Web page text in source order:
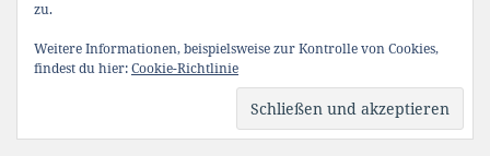
zu.
Weitere Informationen, beispielsweise zur Kontrolle von Cookies,
findest du hier:Cookie-Richtlinie